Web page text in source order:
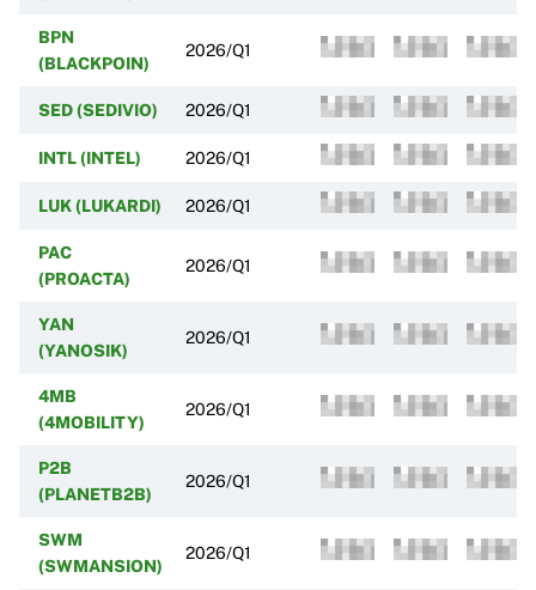
BPN
(BLACKPOIN)
2026/Q1
SED (SEDIVIO) 2026/Q1
INTL (INTEL) 2026/Q1
LUK (LUKARDI) 2026/Q1
PAC
(PROACTA)
2026/Q1
YAN
(YANOSIK)
2026/Q1
4MB
(4MOBILITY)
2026/Q1
P2B
(PLANETB2B)
2026/Q1
SWM
(SWMANSION)
2026/Q1